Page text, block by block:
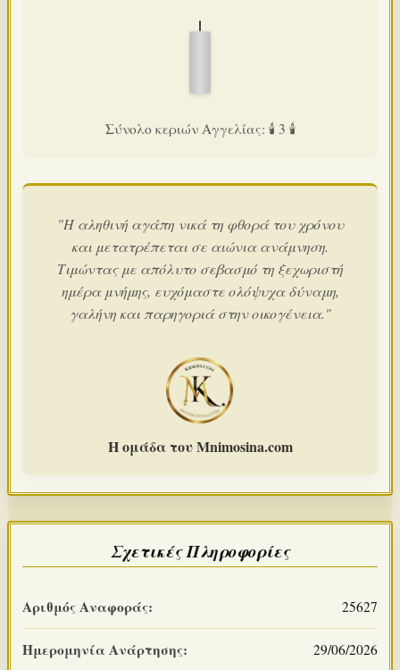
Σύνολο κεριών Αγγελίας: 🕯️ 3 🕯️
"Η αληθινή αγάπη νικά τη φθορά του χρόνου
και μετατρέπεται σε αιώνια ανάμνηση.
Τιμώντας με απόλυτο σεβασμό τη ξεχωριστή
ημέρα μνήμης, ευχόμαστε ολόψυχα δύναμη,
γαλήνη και παρηγοριά στην οικογένεια."
Η ομάδα του Mnimosina.com
Σχετικές Πληροφορίες
Αριθμός Αναφοράς: 25627
Ημερομηνία Ανάρτησης: 29/06/2026